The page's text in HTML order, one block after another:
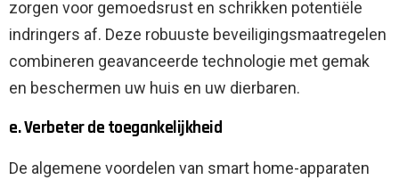
zorgen voor gemoedsrust en schrikken potentiële
indringers af. Deze robuuste beveiligingsmaatregelen
combineren geavanceerde technologie met gemak
en beschermen uw huis en uw dierbaren.
e. Verbeter de toegankelijkheid
De algemene voordelen van smart home-apparaten